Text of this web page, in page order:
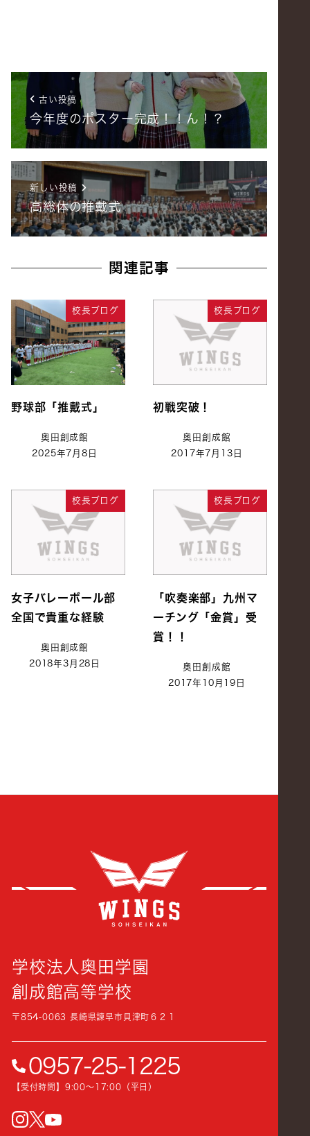
古い投稿
今年度のポスター完成！！ん！？
新しい投稿
高総体の推戴式
関連記事
校長ブログ
野球部「推戴式」
奥田創成館
2025年7月8日
校長ブログ
初戦突破！
奥田創成館
2017年7月13日
校長ブログ
女子バレーボール部
全国で貴重な経験
奥田創成館
2018年3月28日
校長ブログ
「吹奏楽部」九州マ
ーチング「金賞」受
賞！！
奥田創成館
2017年10月19日
学校法人奥田学園
創成館高等学校
〒854-0063 長崎県諫早市貝津町６２１
0957-25-1225
【受付時間】9:00〜17:00（平日）
instagram